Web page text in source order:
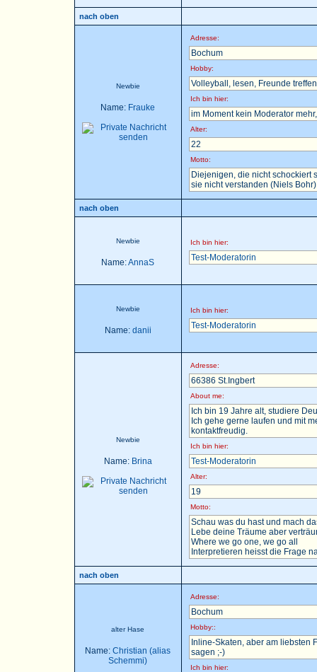
nach oben
Newbie
Name: Frauke
Adresse:
Bochum
Hobby:
Volleyball, lesen, Freunde
Ich bin hier:
im Moment kein Moderator
Alter:
22
Motto:
Diejenigen, die nicht schockiert
sie nicht verstanden (Niels Bohr)
nach oben
Newbie
Name:AnnaS
Ich bin hier:
Test-Moderatorin
Newbie
Name: danii
Ich bin hier:
Test-Moderatorin
Newbie
Name: Brina
Adresse:
66386 St.Ingbert
About me:
Ich bin 19 Jahre alt, studiere
Ich gehe gerne laufen und mit
kontaktfreudig.
Ich bin hier:
Test-Moderatorin
Alter:
19
Motto:
Schau was du hast und mach
Lebe deine Träume aber
Where we go one, we go all
Interpretieren heisst die Frage
nach oben
alter Hase
Name: Christian (alias
Schemmi)
Adresse:
Bochum
Hobby::
Inline-Skaten, aber am liebsten
sagen ;-)
Ich bin hier: